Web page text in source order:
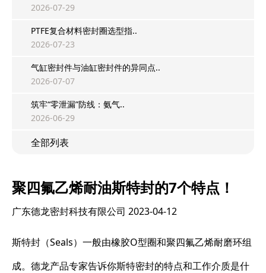
2026-07-29
PTFE复合材料密封圈选型指..
2026-07-23
气缸密封件与油缸密封件的异同点..
2026-07-07
筑牢“零泄漏”防线：氨气..
2026-06-29
全部列表
聚四氟乙烯耐油斯特封的7个特点！
广东德龙密封科技有限公司 2023-04-12
斯特封（Seals）一般由橡胶O型圈和聚四氟乙烯耐磨环组
成。德龙产品专家告诉你斯特密封的特点和工作介质是什